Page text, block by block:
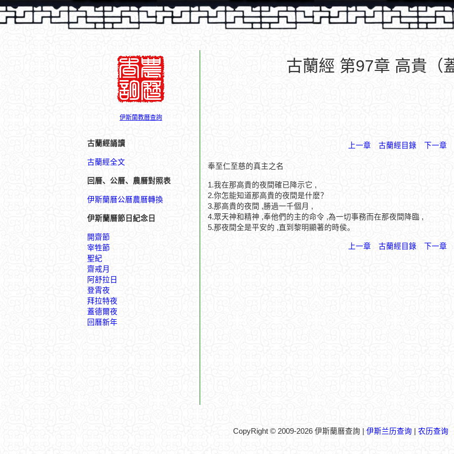
伊斯蘭教曆查詢
古蘭經誦讀
古蘭經全文
回曆、公曆、農曆對照表
伊斯蘭曆公曆農曆轉換
伊斯蘭曆節日紀念日
開齋節
宰牲節
聖紀
齋戒月
阿舒拉日
登霄夜
拜拉特夜
蓋德爾夜
回曆新年
古蘭經 第97章 高貴（
上一章 古蘭經目錄 下一章
奉至仁至慈的真主之名
1.我在那高貴的夜間確已降示它 ,
2.你怎能知道那高貴的夜間是什麽？
3.那高貴的夜間 ,勝過一千個月 ,
4.眾天神和精神 ,奉他們的主的命令 ,為一切事務而在那夜間降臨 ,
5.那夜間全是平安的 ,直到黎明顯著的時侯。
上一章 古蘭經目錄 下一章
CopyRight © 2009-2026 伊斯蘭曆查詢 | 伊斯兰历查询 农历查询